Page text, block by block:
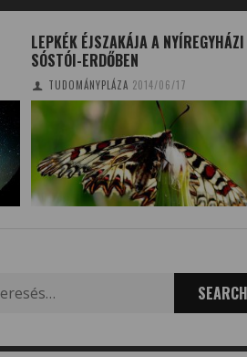
IVÓCSAP BUDAPEST KÖZTERÜLETEIN
TUDOMÁNYPLÁZA 2015/09/20